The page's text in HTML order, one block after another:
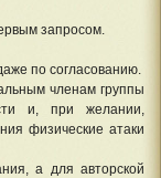
запросом.
по согласованию.
членам группы
и, при желании,
физические атаки
а для авторской